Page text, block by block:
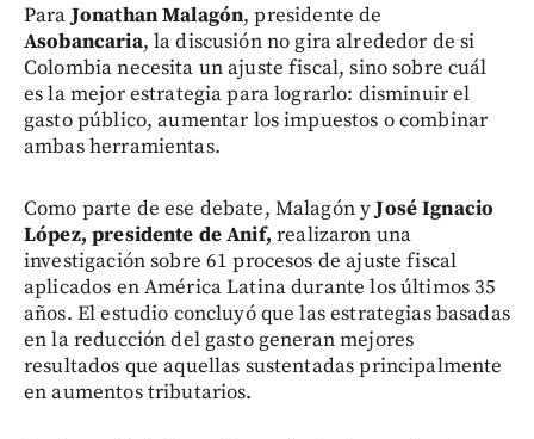
ParaJonathan Malagón, presidente de
Asobancaria, la discusión no gira alrededor de si
Colombia necesita un ajuste fiscal, sino sobre cuál
es la mejor estrategia para lograrlo: disminuir el
gasto público, aumentar los impuestos o combinar
ambas herramientas.
Como parte de ese debate, Malagón yJosé Ignacio
López, presidente de Anif,realizaron una
investigación sobre 61 procesos de ajuste fiscal
aplicados en América Latina durante los últimos 35
años. El estudio concluyó que las estrategias basadas
en la reducción del gasto generan mejores
resultados que aquellas sustentadas principalmente
en aumentos tributarios.